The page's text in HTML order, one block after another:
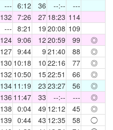
--- 6:12 36 --:-- ---
132 7:26 27 18:23 114
--- 8:21 19 20:08 109
124 9:06 12 20:59 99 ◎
127 9:44 9 21:40 88 ◎
130 10:18 10 22:16 77 ◎
132 10:50 1522:51 66 ◎
134 11:19 23 23:27 56 ◎
136 11:47 33 --:-- --- ◎
138 0:04 49 12:12 45 ◎
139 0:44 43 12:35 58 ◯